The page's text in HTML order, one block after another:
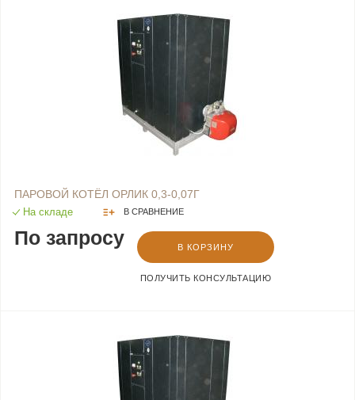
ПАРОВОЙ КОТЁЛ ОРЛИК 0,3-0,07Г
На складе В СРАВНЕНИЕ
По запросу В КОРЗИНУ
ПОЛУЧИТЬ КОНСУЛЬТАЦИЮ